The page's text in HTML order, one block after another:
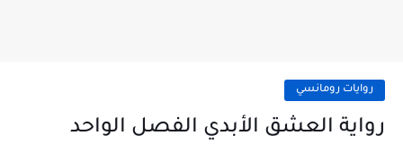
روايات رومانسي
رواية العشق الأبدي الفصل الواحد